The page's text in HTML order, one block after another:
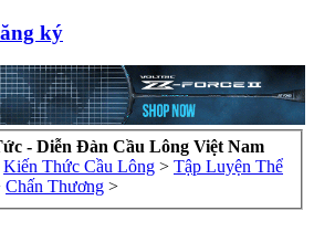
ký
- Diễn Đàn Cầu Lông Việt Nam
Kiến Thức Cầu Lông > Tập Luyện Thể
Chấn Thương >